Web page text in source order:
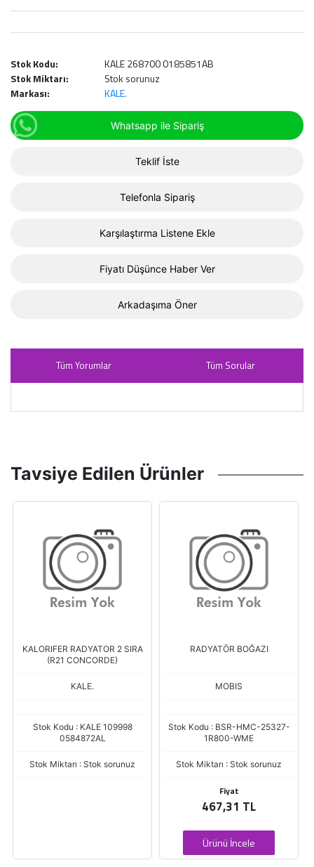
Stok Kodu:
KALE 268700 0185851AB
Stok Miktarı:
Stok sorunuz
Markası:
KALE.
Whatsapp ile Sipariş
Teklif İste
Telefonla Sipariş
Karşılaştırma Listene Ekle
Fiyatı Düşünce Haber Ver
Arkadaşıma Öner
Tüm Yorumlar Tüm Sorular
Tavsiye Edilen Ürünler
KALORIFER RADYATOR 2 SIRA
(R21 CONCORDE)
KALE.
Stok Kodu : KALE 109998
0584872AL
Stok Miktarı : Stok sorunuz
RADYATÖR BOĞAZI
MOBIS
Stok Kodu : BSR-HMC-25327-
1R800-WME
Stok Miktarı : Stok sorunuz
Fiyat
467,31 TL
Ürünü İncele